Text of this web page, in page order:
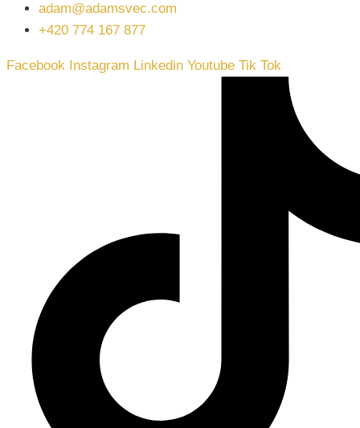
adam@adamsvec.com
+420 774 167 877
Facebook Instagram Linkedin Youtube Tik Tok